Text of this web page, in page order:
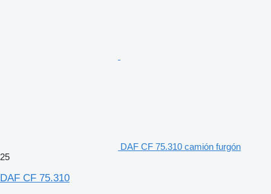
DAF CF 75.310 camión furgón
25
DAF CF 75.310